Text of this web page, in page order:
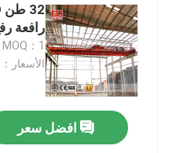
رافعة قنطرية متحركة
رافعة قنطرية متحركة
رافعة جسرية للحاوية
رافعة
MOQ：1 مجموعة
الأسعار：100,000~500,000 USD/Set
افضل سعر